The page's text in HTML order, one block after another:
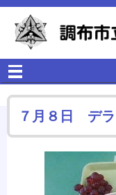
７月８日 デラ